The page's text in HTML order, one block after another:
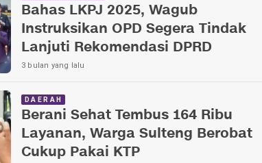
Bahas LKPJ 2025, Wagub
Instruksikan OPD Segera Tindak
Lanjuti Rekomendasi DPRD
3 bulan yang lalu
DAERAH
Berani Sehat Tembus 164 Ribu
Layanan, Warga Sulteng Berobat
Cukup Pakai KTP